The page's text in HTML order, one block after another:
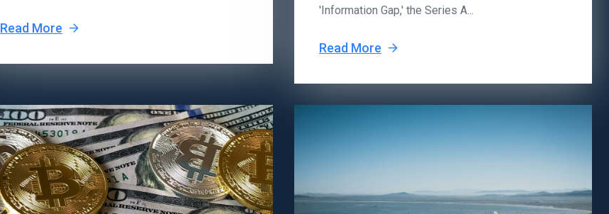
Read More
'Information Gap,' the Series A...
Read More